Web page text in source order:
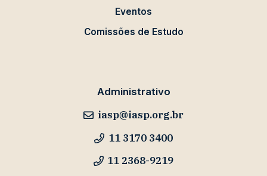
Eventos
Comissões de Estudo
Administrativo
iasp@iasp.org.br
11 3170 3400
11 2368-9219